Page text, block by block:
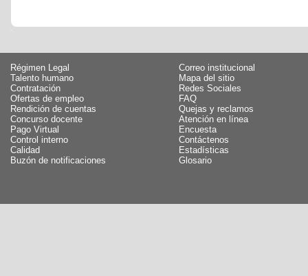
Régimen Legal
Talento humano
Contratación
Ofertas de empleo
Rendición de cuentas
Concurso docente
Pago Virtual
Control interno
Calidad
Buzón de notificaciones
Correo institucional
Mapa del sitio
Redes Sociales
FAQ
Quejas y reclamos
Atención en línea
Encuesta
Contáctenos
Estadísticas
Glosario